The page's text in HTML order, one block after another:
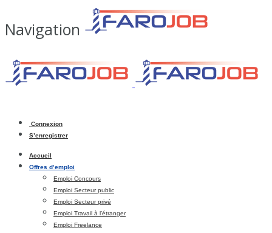
Navigation
Connexion
S’enregistrer
Accueil
Offres d’emploi
Emploi Concours
Emploi Secteur public
Emploi Secteur privé
Emploi Travail à l’étranger
Emploi Freelance